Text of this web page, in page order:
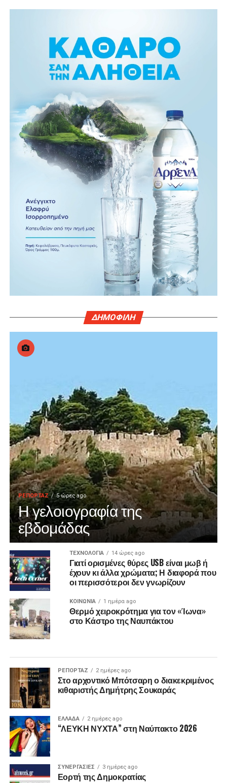
ΔΗΜΟΦΙΛΗ
ΡΕΠΟΡΤΑΖ 5 ώρες ago
Η γελοιογραφία της
εβδομάδας
ΤΕΧΝΟΛΟΓΙΑ 14 ώρες ago
Γιατί ορισμένες θύρες USB είναι μωβ ή
έχουν κι άλλα χρώματα; Η διαφορά που
οι περισσότεροι δεν γνωρίζουν
ΚΟΙΝΩΝΙΑ 1 ημέρα ago
Θερμό χειροκρότημα για τον «Ίωνα»
στο Κάστρο της Ναυπάκτου
ΡΕΠΟΡΤΑΖ 2 ημέρες ago
Στο αρχοντικό Μπότσαρη ο διακεκριμένος
κιθαριστής Δημήτρης Σουκαράς
ΕΛΛΑΔΑ 2 ημέρες ago
“ΛΕΥΚΗ ΝΥΧΤΑ” στη Ναύπακτο 2026
ΣΥΝΕΡΓΑΣΙΕΣ 3 ημέρες ago
Εορτή της Δημοκρατίας